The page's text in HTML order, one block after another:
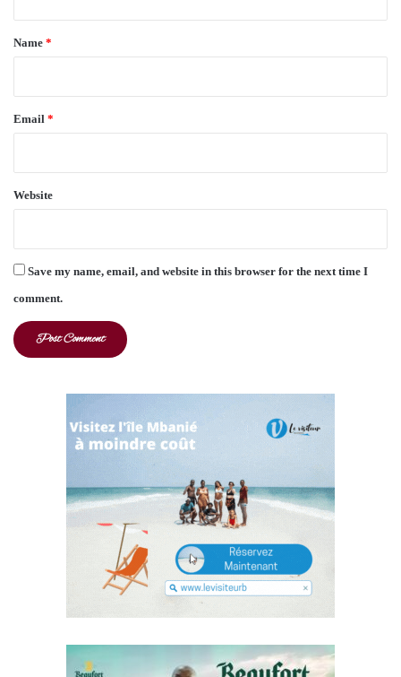
*
Name *
Email *
Website
Save my name, email, and website in this browser for the next time I
comment.